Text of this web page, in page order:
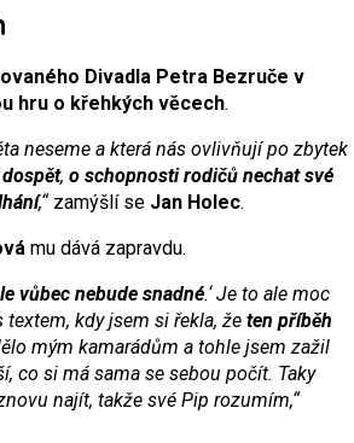
Divadla Petra Bezruče v
hru o křehkých věcech.
neseme a která nás ovlivňují po zbytek
, o schopnosti rodičů nechat své
,“ zamýšlí se Jan Holec.
mu dává zapravdu.
vůbec nebude snadné.‘ Je to ale moc
kdy jsem si řekla, že ten příběh
mým kamarádům a tohle jsem zažil
co si má sama se sebou počít. Taky
najít, takže své Pip rozumím,“